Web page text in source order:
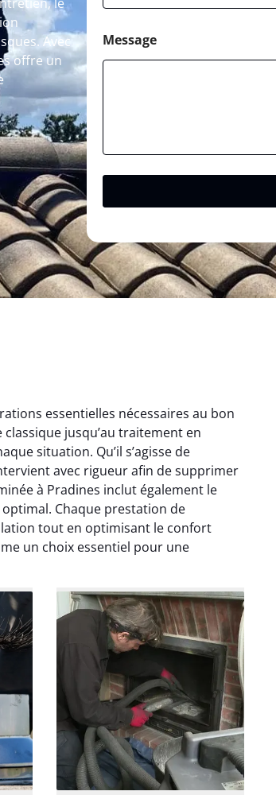
Avec
offre un
Message
essentielles nécessaires au bon
jusqu’au traitement en
situation. Qu’il s’agisse de
avec rigueur afin de supprimer
à Pradines inclut également le
Chaque prestation de
tout en optimisant le confort
un choix essentiel pour une
Yannick Morel
12 juillet 2025
pour le ramonage débistrage
de ma cheminée. Le tirage
est nettement meilleur et
plus aucune odeur. Travail
propre et rapide.